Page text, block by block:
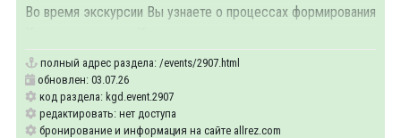
Во время экскурсии Вы узнаете о процессах формирования
полный адрес раздела: /events/2907.html
обновлен: 03.07.26
код раздела: kgd.event.2907
редактировать: нет доступа
бронирование и информация на сайте allrez.com